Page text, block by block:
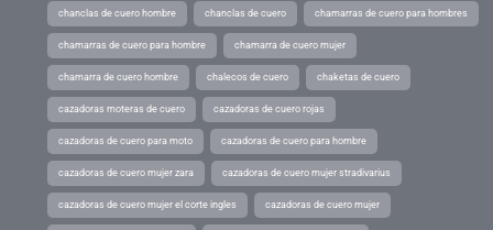
chanclas de cuero hombre chanclas de cuero chamarras de cuero para hombres
chamarras de cuero para hombre chamarra de cuero mujer
chamarra de cuero hombre chalecos de cuero chaketas de cuero
cazadoras moteras de cuero cazadoras de cuero rojas
cazadoras de cuero para moto cazadoras de cuero para hombre
cazadoras de cuero mujer zara cazadoras de cuero mujer stradivarius
cazadoras de cuero mujer el corte ingles cazadoras de cuero mujer